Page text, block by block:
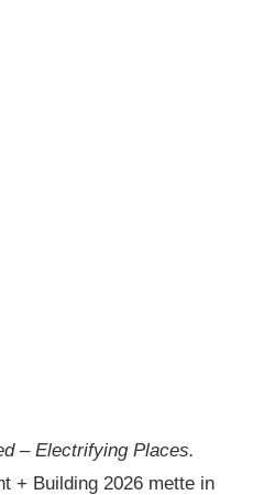
– Electrifying Places.
+ Building 2026 mette in